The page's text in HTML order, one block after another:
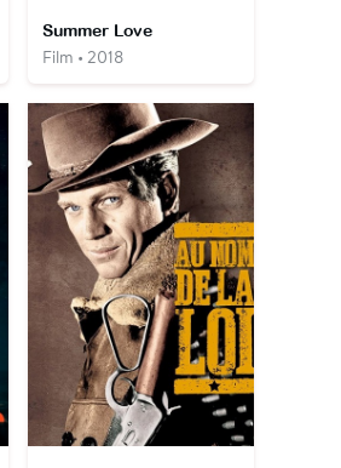
Summer Love
Film • 2018